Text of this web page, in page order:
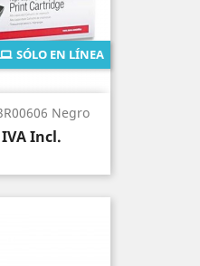
Negro
IVA Incl.
SÓLO EN LÍNEA